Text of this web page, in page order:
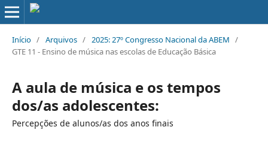
Início / Arquivos / 2025: 27º Congresso Nacional da ABEM /
GTE 11 - Ensino de música nas escolas de Educação Básica
A aula de música e os tempos
dos/as adolescentes:
Percepções de alunos/as dos anos finais